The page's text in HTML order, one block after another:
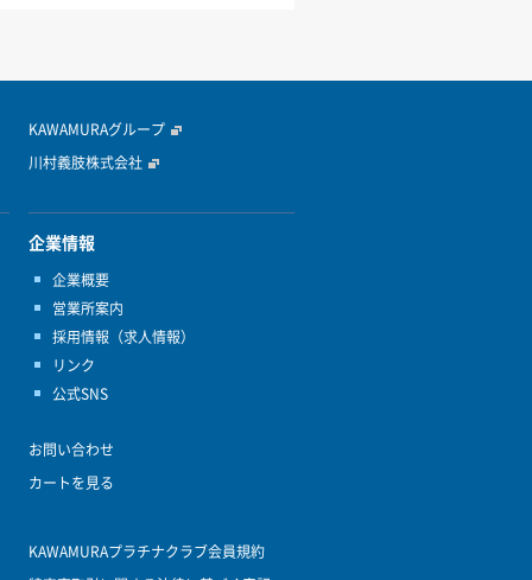
KAWAMURAグループ
川村義肢株式会社
企業情報
企業概要
営業所案内
採用情報（求人情報）
リンク
公式SNS
お問い合わせ
カートを見る
KAWAMURAプラチナクラブ会員規約